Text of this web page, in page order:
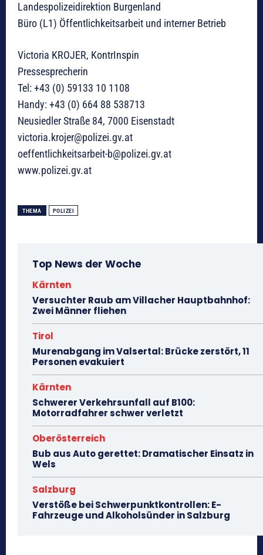
Landespolizeidirektion Burgenland
Büro (L1) Öffentlichkeitsarbeit und interner Betrieb
Victoria KROJER, KontrInspin
Pressesprecherin
Tel: +43 (0) 59133 10 1108
Handy: +43 (0) 664 88 538713
Neusiedler Straße 84, 7000 Eisenstadt
victoria.krojer@polizei.gv.at
oeffentlichkeitsarbeit-b@polizei.gv.at
www.polizei.gv.at
THEMA POLIZEI
Top News der Woche
Kärnten
Versuchter Raub am Villacher Hauptbahnhof:
Zwei Männer fliehen
Tirol
Murenabgang im Valsertal: Brücke zerstört, 11
Personen evakuiert
Kärnten
Schwerer Verkehrsunfall auf B100:
Motorradfahrer schwer verletzt
Oberösterreich
Bub aus Auto gerettet: Dramatischer Einsatz in
Wels
Salzburg
Verstöße bei Schwerpunktkontrollen: E-
Fahrzeuge und Alkoholsünder in Salzburg